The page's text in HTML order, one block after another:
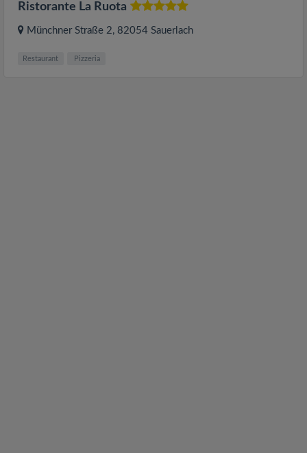
Ristorante La Ruota
Münchner Straße 2, 82054 Sauerlach
Restaurant Pizzeria